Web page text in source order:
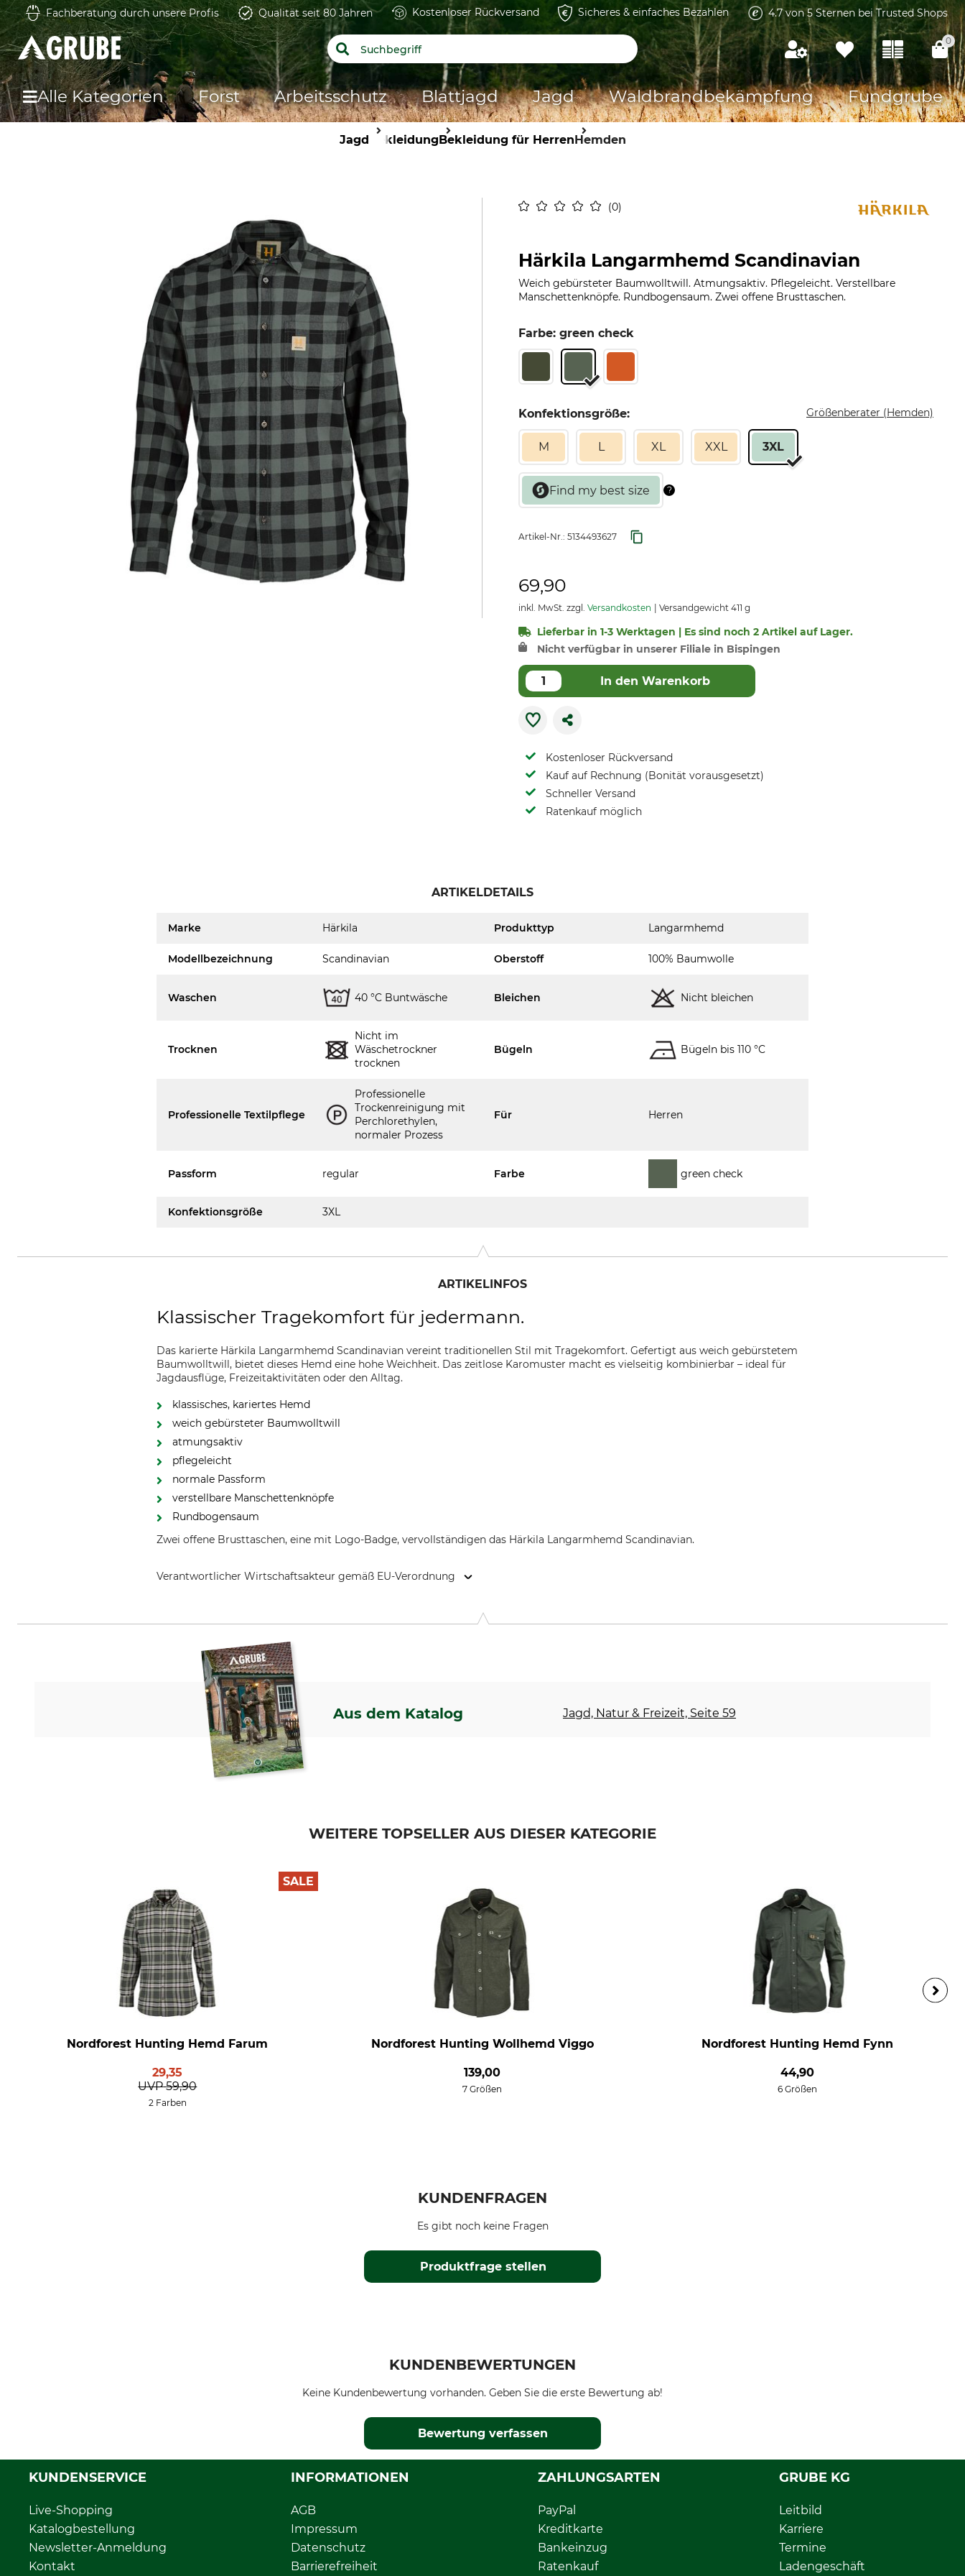
Fachberatung durch unsere Profis Qualität seit 80 Jahren Kostenloser Rückversand Sicheres & einfaches Bezahlen 4.7 von 5 Sternen bei Trusted Shops
0
Alle Kategorien Forst Arbeitsschutz Blattjagd Jagd Waldbrandbekämpfung Fundgrube
Jagd BekleidungBekleidung für HerrenHemden
0
Härkila Langarmhemd Scandinavian
Weich gebürsteter Baumwolltwill. Atmungsaktiv. Pflegeleicht. Verstellbare
Manschettenknöpfe. Rundbogensaum. Zwei offene Brusttaschen.
Farbe: green check
Konfektionsgröße: Größenberater (Hemden)
M L XL XXL 3XL
Artikel-Nr.: 5134493627
69,90
inkl. MwSt. zzgl. Versandkosten Versandgewicht 411 g
Lieferbar in 1-3 Werktagen | Es sind noch 2 Artikel auf Lager.
Nicht verfügbar in unserer Filiale in Bispingen
In den Warenkorb
Kostenloser Rückversand
Kauf auf Rechnung (Bonität vorausgesetzt)
Schneller Versand
Ratenkauf möglich
ARTIKELDETAILS
Marke Härkila Produkttyp Langarmhemd
Modellbezeichnung Scandinavian Oberstoff 100% Baumwolle
Waschen 40 °C Buntwäsche Bleichen Nicht bleichen
Trocknen
Nicht im
Wäschetrockner
trocknen
Bügeln Bügeln bis 110 °C
Professionelle Textilpflege
Professionelle
Trockenreinigung mit
Perchlorethylen,
normaler Prozess
Für Herren
Passform regular Farbe green check
Konfektionsgröße 3XL
ARTIKELINFOS
Klassischer Tragekomfort für jedermann.
Das karierte Härkila Langarmhemd Scandinavian vereint traditionellen Stil mit Tragekomfort. Gefertigt aus weich gebürstetem
Baumwolltwill, bietet dieses Hemd eine hohe Weichheit. Das zeitlose Karomuster macht es vielseitig kombinierbar – ideal für
Jagdausflüge, Freizeitaktivitäten oder den Alltag.
klassisches, kariertes Hemd
weich gebürsteter Baumwolltwill
atmungsaktiv
pflegeleicht
normale Passform
verstellbare Manschettenknöpfe
Rundbogensaum
Zwei offene Brusttaschen, eine mit Logo-Badge, vervollständigen das Härkila Langarmhemd Scandinavian.
Verantwortlicher Wirtschaftsakteur gemäß EU-Verordnung
Aus dem Katalog Jagd, Natur & Freizeit, Seite 59
WEITERE TOPSELLER AUS DIESER KATEGORIE
SALE
Nordforest Hunting Hemd Farum
29,35
UVP 59,90
2 Farben
Nordforest Hunting Wollhemd Viggo
139,00
7 Größen
Nordforest Hunting Hemd Fynn
44,90
6 Größen
KUNDENFRAGEN
Produktfrage stellen
Es gibt noch keine Fragen
KUNDENBEWERTUNGEN
Keine Kundenbewertung vorhanden. Geben Sie die erste Bewertung ab!
Bewertung verfassen
KUNDENSERVICE
Live-Shopping
Katalogbestellung
Newsletter-Anmeldung
Kontakt
INFORMATIONEN
AGB
Impressum
Datenschutz
Barrierefreiheit
ZAHLUNGSARTEN
PayPal
Kreditkarte
Bankeinzug
Ratenkauf
GRUBE KG
Leitbild
Karriere
Termine
Ladengeschäft